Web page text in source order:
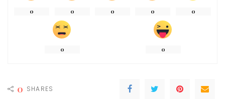
0 0 0 0 0
0 0
0 SHARES